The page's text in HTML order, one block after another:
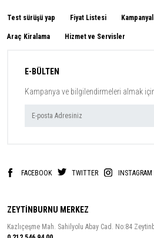
Test sürüşü yap Fiyat Listesi
Araç Kiralama Hizmet ve Servisler
E-BÜLTEN
Kampanya ve bilgilendirmeleri almak
FACEBOOK TWITTER INSTAGRAM
ZEYTİNBURNU MERKEZ
Kazlıçeşme Mah. Sahilyolu Abay Cad. No:84